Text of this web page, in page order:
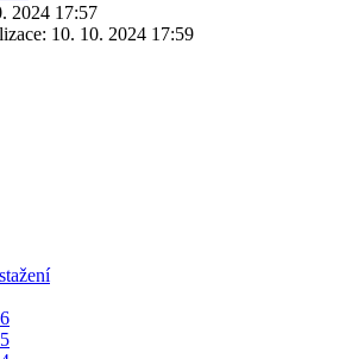
2024 17:57
10. 10. 2024 17:59